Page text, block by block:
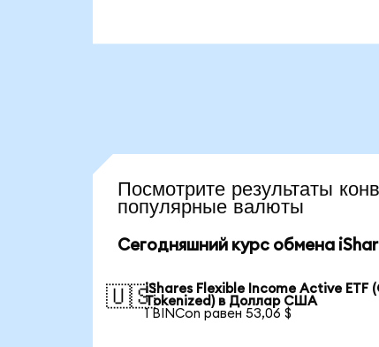
Посмотрите результаты
популярные валюты
Сегодняшний курс обмена
🇺🇸iShares Flexible Income Active ETF
Tokenized) в Доллар США
1 BINCon равен 53,06 $